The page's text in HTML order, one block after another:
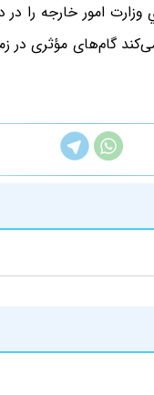
امور خارجه را در
گام‌های مؤثری در